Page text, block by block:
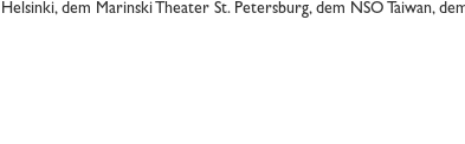
Helsinki, dem Marinski Theater St. Petersburg, dem NSO Taiwan,